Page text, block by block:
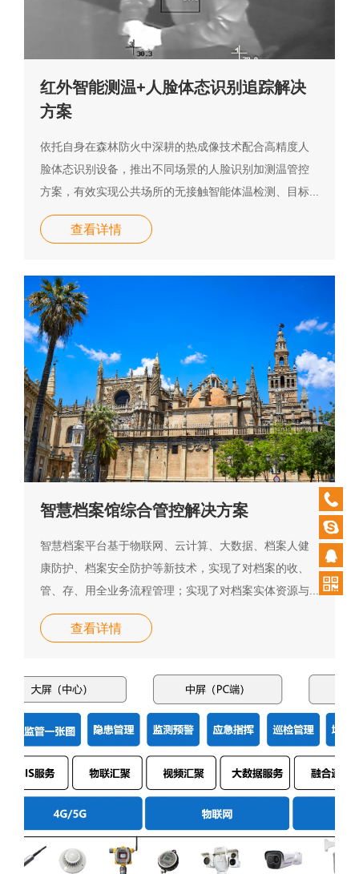
红外智能测温+人脸体态识别追踪解决
方案
依托自身在森林防火中深耕的热成像技术配合高精度人
脸体态识别设备，推出不同场景的人脸识别加测温管控
方案，有效实现公共场所的无接触智能体温检测、目标...
查看详情
智慧档案馆综合管控解决方案
智慧档案平台基于物联网、云计算、大数据、档案人健
康防护、档案安全防护等新技术，实现了对档案的收、
管、存、用全业务流程管理；实现了对档案实体资源与...
查看详情
0532-